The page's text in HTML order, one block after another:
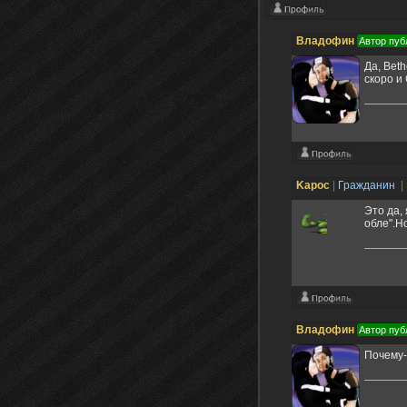
Владофин Автор
Да,
скоро и
Kapoc Гражданин
Это да,
Владофин Автор